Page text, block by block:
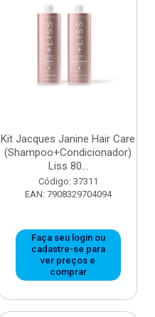
Kit Jacques Janine Hair Care
(Shampoo+Condicionador)
Liss 80...
Código: 37311
EAN: 7908329704094
Faça seu login ou
cadastre-se para
ver preços e
comprar